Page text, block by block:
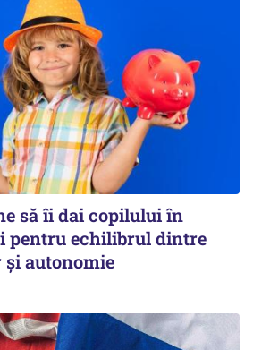
să îi dai copilului în
pentru echilibrul dintre
și autonomie